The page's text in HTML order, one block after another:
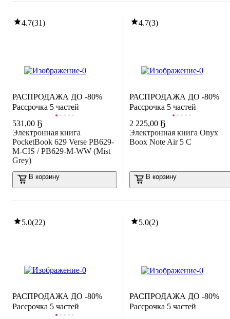
4.7(31)
Рассрочка 5 частей
РАСПРОДАЖА ДО -80%
531 ,00 Ҕ
Электронная книга
PocketBook 629 Verse PB629-
M-CIS / PB629-M-WW (Mist
Grey)
В корзину
4.7(3)
Рассрочка 5 частей
РАСПРОДАЖА ДО -80%
2 225,00 Ҕ
Электронная книга Onyx
Boox Note Air 5 C
В корзину
5.0(22)
Рассрочка 5 частей
РАСПРОДАЖА ДО -80%
5.0(2)
Рассрочка 5 частей
РАСПРОДАЖА ДО -80%